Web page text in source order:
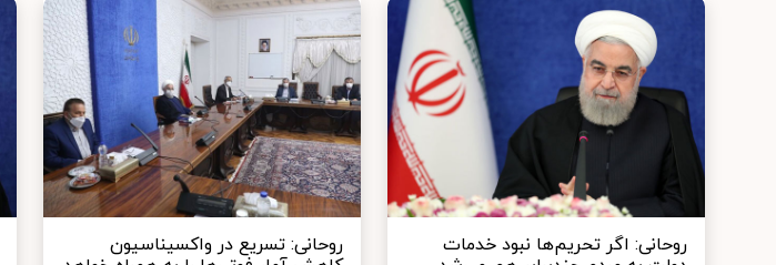
روحانی: اگر تحریم‌ها نبود خدمات
روحانی: تسریع در واکسیناسیون